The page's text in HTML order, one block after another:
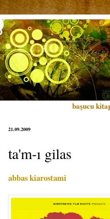
başucu
21.09.2009
ta'm-ı gilas
abbas kiarostami